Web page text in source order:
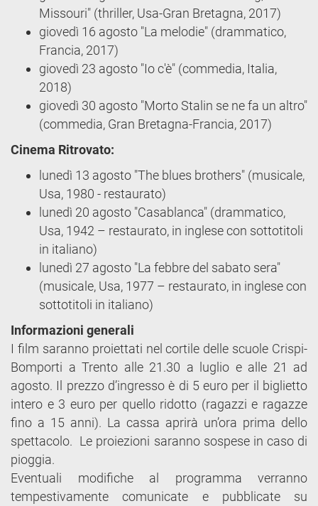
Missouri" (thriller, Usa-Gran Bretagna, 2017)
giovedì 16 agosto "La melodie" (drammatico,
Francia, 2017)
giovedì 23 agosto "Io c'è" (commedia, Italia,
2018)
giovedì 30 agosto "Morto Stalin se ne fa un altro"
(commedia, Gran Bretagna-Francia, 2017)
Cinema Ritrovato:
lunedì 13 agosto "The blues brothers" (musicale,
Usa, 1980 - restaurato)
lunedì 20 agosto "Casablanca" (drammatico,
Usa, 1942 – restaurato, in inglese con sottotitoli
in italiano)
lunedì 27 agosto "La febbre del sabato sera"
(musicale, Usa, 1977 – restaurato, in inglese con
sottotitoli in italiano)
Informazioni generali
I film saranno proiettati nel cortile delle scuole Crispi-
Bomporti a Trento alle 21.30 a luglio e alle 21 ad
agosto. Il prezzo d’ingresso è di 5 euro per il biglietto
intero e 3 euro per quello ridotto (ragazzi e ragazze
fino a 15 anni). La cassa aprirà un’ora prima dello
spettacolo. Le proiezioni saranno sospese in caso di
pioggia.
Eventuali modifiche al programma verranno
tempestivamente comunicate e pubblicate su